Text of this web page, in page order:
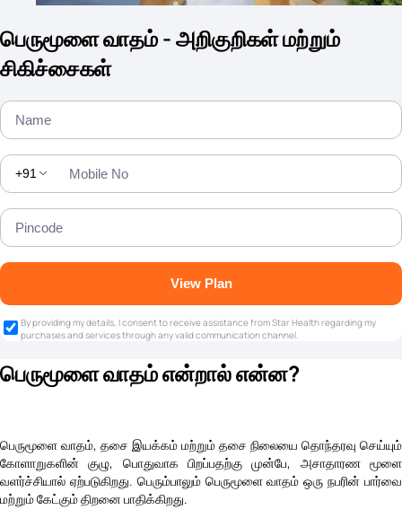
பெருமூளை வாதம் - அறிகுறிகள் மற்றும்
சிகிச்சைகள்
+91
View Plan
By providing my details, I consent to receive assistance from Star Health regarding my
purchases and services through any valid communication channel.
பெருமூளை வாதம் என்றால் என்ன?
பெருமூளை வாதம், தசை இயக்கம் மற்றும் தசை நிலையை தொந்தரவு செய்யும்
கோளாறுகளின் குழு, பொதுவாக பிறப்பதற்கு முன்பே, அசாதாரண மூளை
வளர்ச்சியால் ஏற்படுகிறது. பெரும்பாலும் பெருமூளை வாதம் ஒரு நபரின் பார்வை
மற்றும் கேட்கும் திறனை பாதிக்கிறது.